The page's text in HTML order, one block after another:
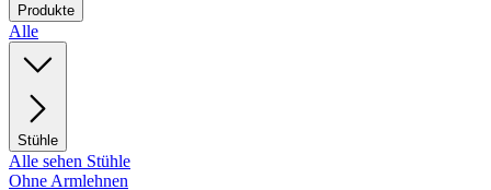
Produkte
Alle
Stühle
Alle sehen Stühle
Ohne Armlehnen